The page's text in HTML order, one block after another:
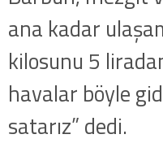
ana kadar
kilosunu 5
havalar böyle
satarız” dedi.